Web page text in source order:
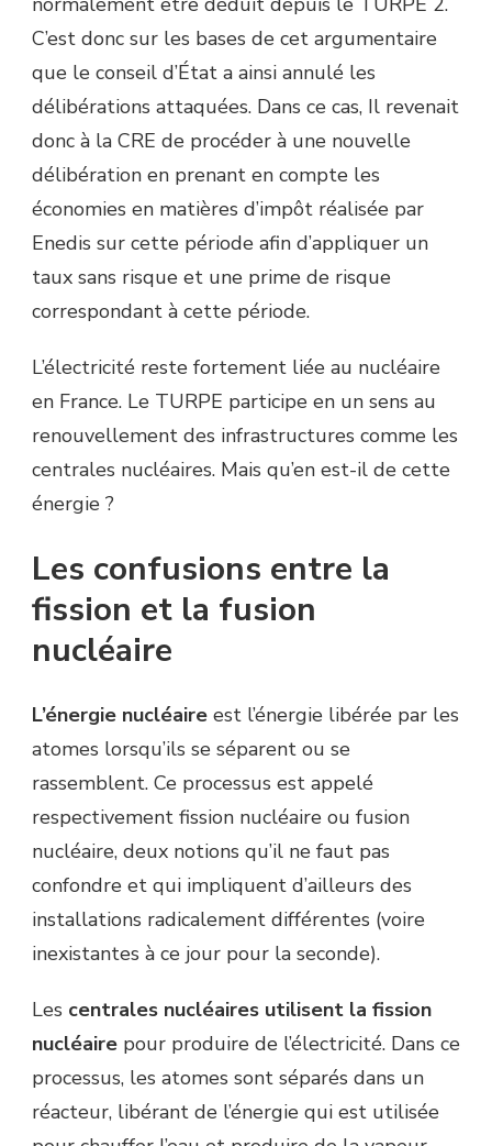
C’est donc sur les bases de cet argumentaire
que le conseil d’État a ainsi annulé les
délibérations attaquées. Dans ce cas, Il revenait
donc à la CRE de procéder à une nouvelle
délibération en prenant en compte les
économies en matières d’impôt réalisée par
Enedis sur cette période afin d’appliquer un
taux sans risque et une prime de risque
correspondant à cette période.
L’électricité reste fortement liée au nucléaire
en France. Le TURPE participe en un sens au
renouvellement des infrastructures comme les
centrales nucléaires. Mais qu’en est-il de cette
énergie ?
Les confusions entre la
fission et la fusion
nucléaire
L’énergie nucléaire est l’énergie libérée par les
atomes lorsqu’ils se séparent ou se
rassemblent. Ce processus est appelé
respectivement fission nucléaire ou fusion
nucléaire, deux notions qu’il ne faut pas
confondre et qui impliquent d’ailleurs des
installations radicalement différentes (voire
inexistantes à ce jour pour la seconde).
Les centrales nucléaires utilisent la fission
nucléaire pour produire de l’électricité. Dans ce
processus, les atomes sont séparés dans un
réacteur, libérant de l’énergie qui est utilisée